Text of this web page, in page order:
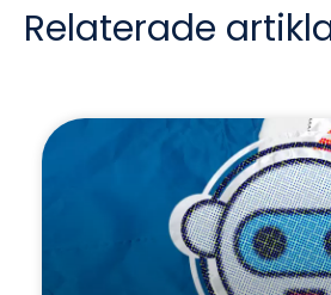
Relaterade